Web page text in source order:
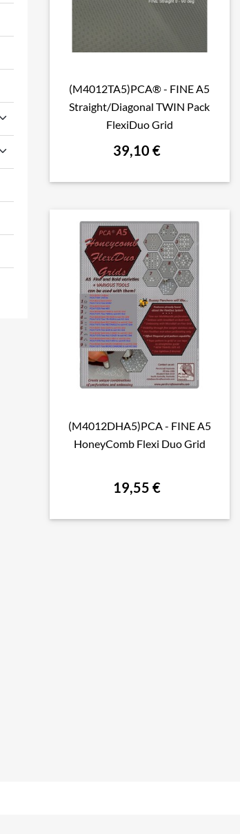
 Aperçu rapide
(M4012TA5)PCA® - FINE A5
Straight/Diagonal TWIN Pack
FlexiDuo Grid
39,10 €
 Aperçu rapide
(M4012DHA5)PCA - FINE A5
HoneyComb Flexi Duo Grid
19,55 €